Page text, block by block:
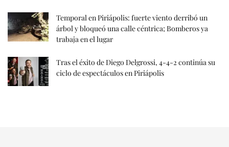
Temporal en Piriápolis: fuerte viento derribó un
árbol y bloqueó una calle céntrica; Bomberos ya
trabaja en el lugar
Tras el éxito de Diego Delgrossi, 4-4-2 continúa su
ciclo de espectáculos en Piriápolis